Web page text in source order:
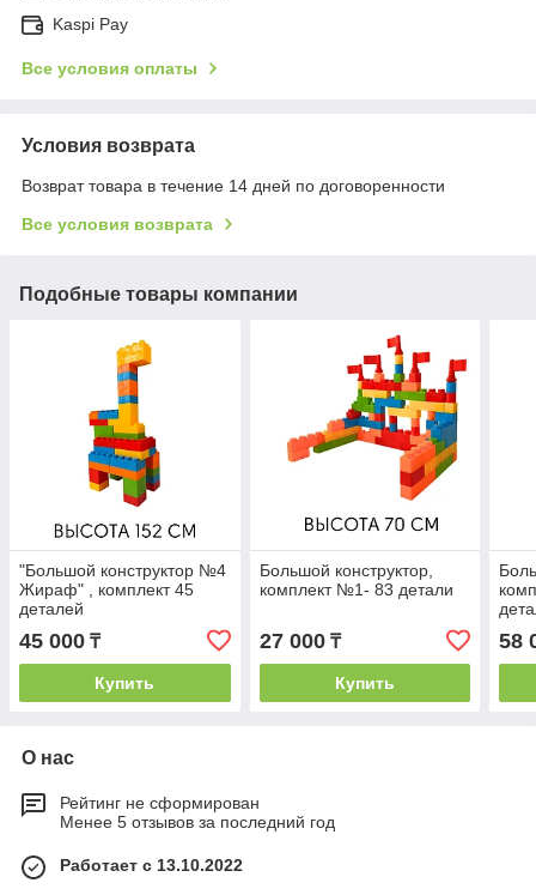
Kaspi Pay
Все условия оплаты
Условия возврата
Возврат товара в течение 14 дней по договоренности
Все условия возврата
Подобные товары компании
"Большой конструктор №4
Жираф" , комплект 45
деталей
45 000 ₸
Купить
Большой конструктор,
комплект №1- 83 детали
27 000₸
Купить
58
О нас
Рейтинг не сформирован
Менее 5 отзывов за последний год
Работает с 13.10.2022